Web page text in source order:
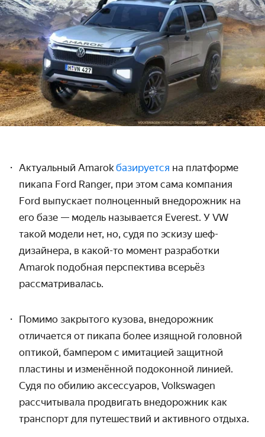
Актуальный Amarokбазируется на платформе
пикапа Ford Ranger, при этом сама компания
Ford выпускает полноценный внедорожник на
его базе — модель называется Everest. У VW
такой модели нет, но, судя по эскизу шеф-
дизайнера, в какой-то момент разработки
Amarok подобная перспектива всерьёз
рассматривалась.
Помимо закрытого кузова, внедорожник
отличается от пикапа более изящной головной
оптикой, бампером с имитацией защитной
пластины и изменённой подоконной линией.
Судя по обилию аксессуаров, Volkswagen
рассчитывала продвигать внедорожник как
транспорт для путешествий и активного отдыха.